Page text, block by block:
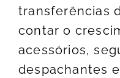
transferências
contar o
acessórios,
despachantes